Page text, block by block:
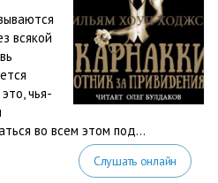
всякой
чья-
во всем этом под...
Слушать онлайн